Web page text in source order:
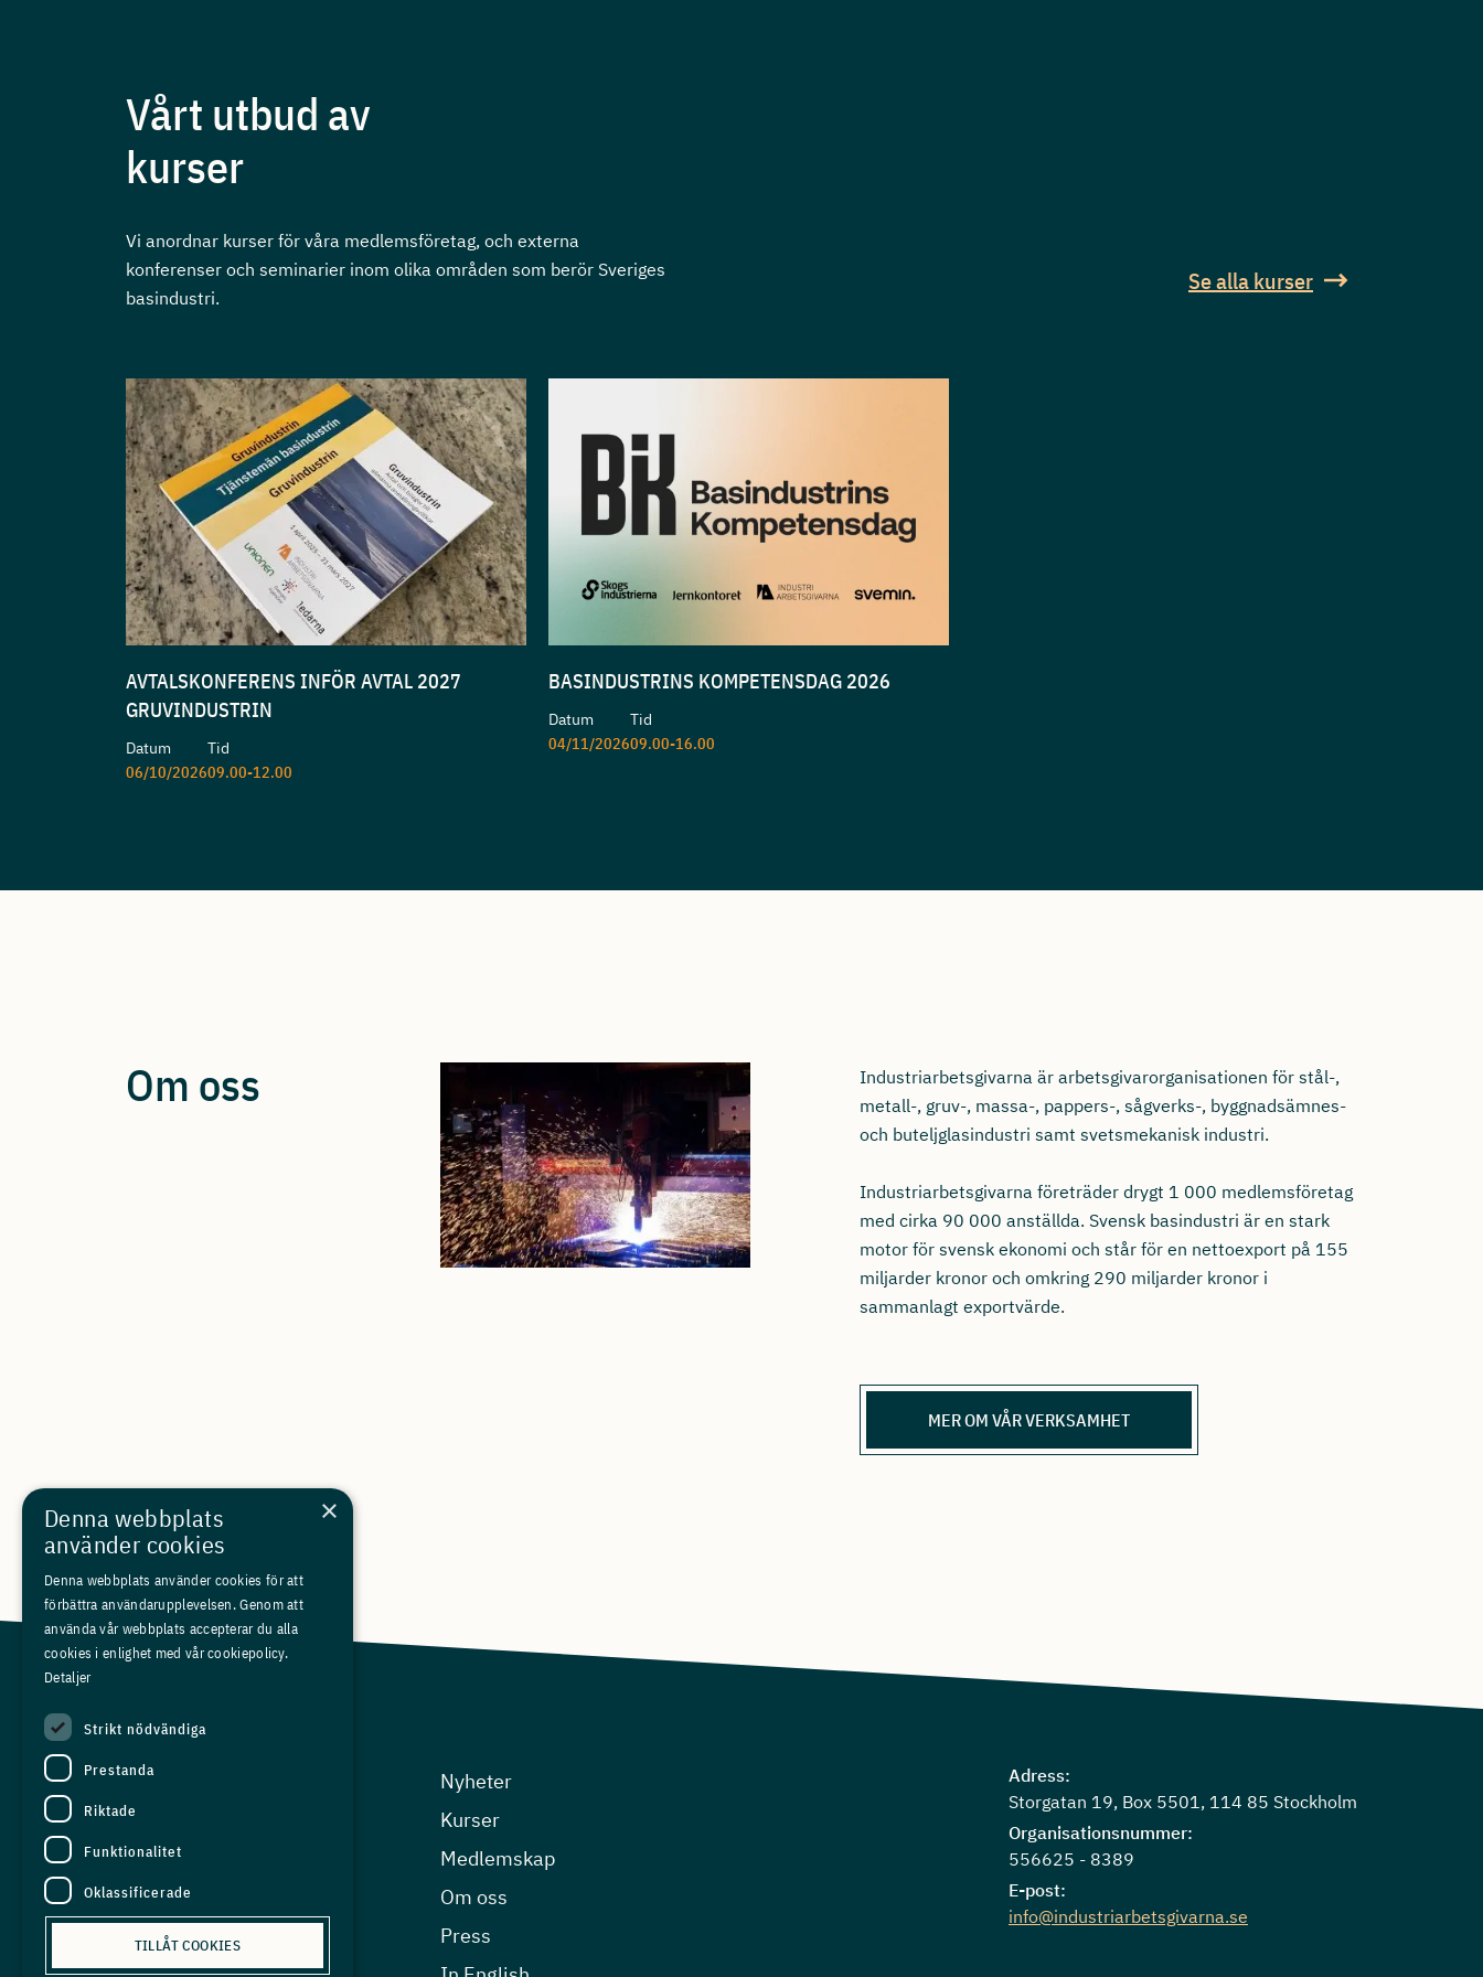
Vårt utbud av
kurser
Vi anordnar kurser för våra medlemsföretag, och externa
konferenser och seminarier inom olika områden som berör Sveriges
basindustri.
Se alla kurser
AVTALSKONFERENS INFÖR AVTAL 2027
GRUVINDUSTRIN
Datum
06/10/2026
Tid
09.00-12.00
BASINDUSTRINS KOMPETENSDAG 2026
Datum
04/11/2026
Tid
09.00-16.00
Om oss
Industriarbetsgivarna är arbetsgivarorganisationen för stål-,
metall-, gruv-, massa-, pappers-, sågverks-, byggnadsämnes-
och buteljglasindustri samt svetsmekanisk industri.
Industriarbetsgivarna företräder drygt 1 000 medlemsföretag
med cirka 90 000 anställda. Svensk basindustri är en stark
motor för svensk ekonomi och står för en nettoexport på 155
miljarder kronor och omkring 290 miljarder kronor i
sammanlagt exportvärde.
MER OM VÅR VERKSAMHET
Arbetsgivarfrågor
Kompetensfrågor
Arbetsmiljö
Ekonomisk analys
EU-frågor
Nyheter
Kurser
Medlemskap
Om oss
Press
Adress:
Storgatan 19, Box 5501, 114 85 Stockholm
Organisationsnummer:
556625 - 8389
E-post:
info@industriarbetsgivarna.se
×
Denna webbplats
använder cookies
Denna webbplats använder cookies för att
förbättra användarupplevelsen. Genom att
använda vår webbplats accepterar du alla
cookies i enlighet med vår cookiepolicy.
Detaljer
Strikt nödvändiga
Prestanda
Riktade
Funktionalitet
Oklassificerade
TILLÅT COOKIES